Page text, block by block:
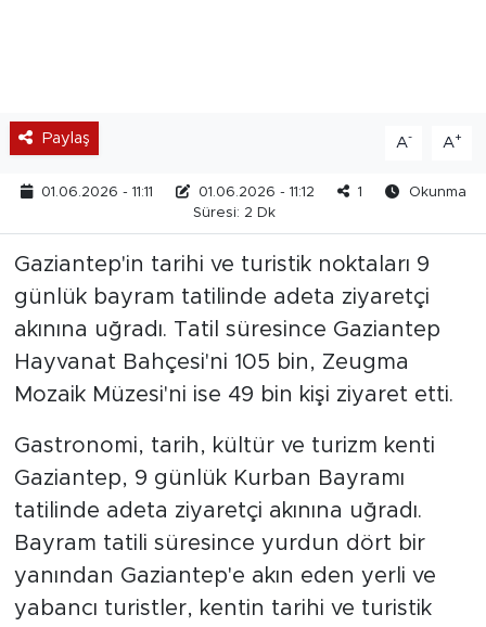
Paylaş A- A+
01.06.2026 - 11:11 01.06.2026 - 11:12 1
Okunma
Süresi: 2 Dk
Gaziantep'in tarihi ve turistik noktaları 9
günlük bayram tatilinde adeta ziyaretçi
akınına uğradı. Tatil süresince Gaziantep
Hayvanat Bahçesi'ni 105 bin, Zeugma
Mozaik Müzesi'ni ise 49 bin kişi ziyaret etti.
Gastronomi, tarih, kültür ve turizm kenti
Gaziantep, 9 günlük Kurban Bayramı
tatilinde adeta ziyaretçi akınına uğradı.
Bayram tatili süresince yurdun dört bir
yanından Gaziantep'e akın eden yerli ve
yabancı turistler, kentin tarihi ve turistik